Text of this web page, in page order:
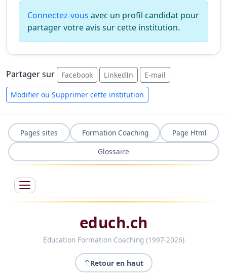
Connectez-vous avec un profil candidat pour
partager votre avis sur cette institution.
Partager sur Facebook LinkedIn E-mail
Modifier ou Supprimer cette institution
Pages sites Formation Coaching
Page Html
Glossaire
educh.ch
Education Formation Coaching (1997-2026)
Retour en haut